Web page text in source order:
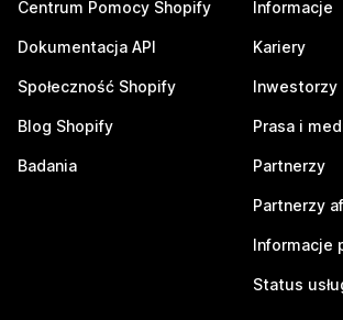
Centrum Pomocy Shopify
Dokumentacja API
Społeczność Shopify
Blog Shopify
Badania
Informacje
Kariery
Inwestorzy
Prasa i
Partnerzy
Partnerzy
Informacje
Status